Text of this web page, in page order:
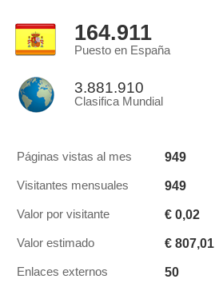
164.911
Puesto en España
3.881.910
Clasifica Mundial
Páginas vistas al mes 949
Visitantes mensuales 949
Valor por visitante € 0,02
Valor estimado € 807,01
Enlaces externos 50